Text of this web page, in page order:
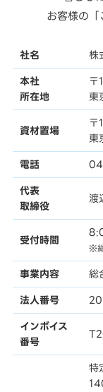
お客様の「
社名 株
本社
所在地
東
資材置場
〒
東
電話
代表
取締役
渡
受付時間
※
事業内容 総
法人番号
インボイス
番号
特